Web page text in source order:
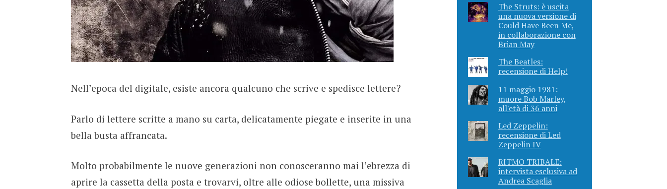
Nell’epoca del digitale, esiste ancora qualcuno che scrive e spedisce lettere?
Parlo di lettere scritte a mano su carta, delicatamente piegate e inserite in una
bella busta affrancata.
Molto probabilmente le nuove generazioni non conosceranno mai l’ebrezza di
aprire la cassetta della posta e trovarvi, oltre alle odiose bollette, una missiva
The Struts: è uscita
una nuova versione di
Could Have Been Me,
in collaborazione con
Brian May
The Beatles:
recensione di Help!
11 maggio 1981:
muore Bob Marley,
all'età di 36 anni
Led Zeppelin:
recensione di Led
Zeppelin IV
RITMO TRIBALE:
intervista esclusiva ad
Andrea Scaglia